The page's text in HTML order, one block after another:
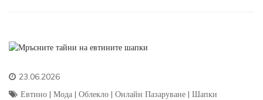
23.06.2026
Евтино | Мода | Облекло | Онлайн Пазаруване | Шапки